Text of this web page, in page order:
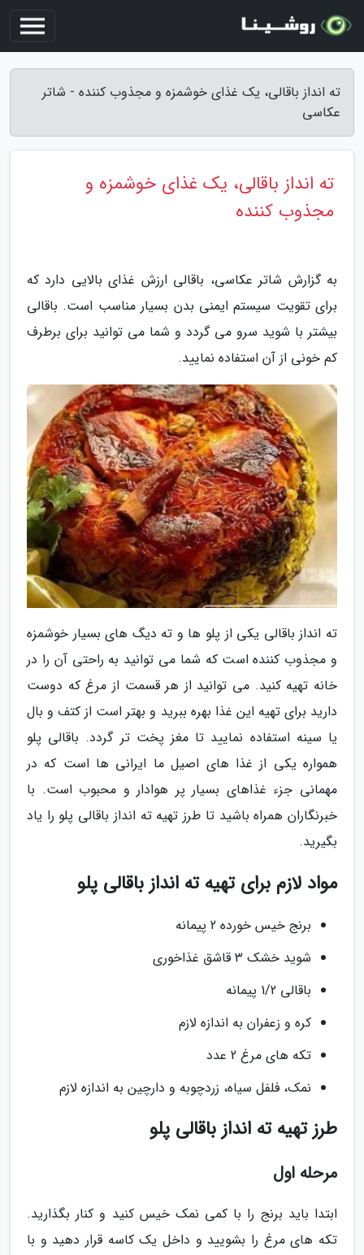
ته انداز باقالی، یک غذای خوشمزه و مجذوب کننده - شاتر
عکاسی
ته انداز باقالی، یک غذای خوشمزه و
مجذوب کننده
به گزارش شاتر عکاسی، باقالی ارزش غذای بالایی دارد که
برای تقویت سیستم ایمنی بدن بسیار مناسب است. باقالی
بیشتر با شوید سرو می گردد و شما می توانید برای برطرف
کم خونی از آن استفاده نمایید.
ته انداز باقالی یکی از پلو ها و ته دیگ های بسیار خوشمزه
و مجذوب کننده است که شما می توانید به راحتی آن را در
خانه تهیه کنید. می توانید از هر قسمت از مرغ که دوست
دارید برای تهیه این غذا بهره ببرید و بهتر است از کتف و بال
یا سینه استفاده نمایید تا مغز پخت تر گردد. باقالی پلو
همواره یکی از غذا های اصیل ما ایرانی ها است که در
مهمانی جزء غذاهای بسیار پر هوادار و محبوب است. با
خبرنگاران همراه باشید تا طرز تهیه ته انداز باقالی پلو را یاد
بگیرید.
مواد لازم برای تهیه ته انداز باقالی پلو
برنج خیس خورده 2 پیمانه
شوید خشک 3 قاشق غذاخوری
باقالی 1/2 پیمانه
کره و زعفران به اندازه لازم
تکه های مرغ 2 عدد
نمک، فلفل سیاه، زردچوبه و دارچین به اندازه لازم
طرز تهیه ته انداز باقالی پلو
مرحله اول
ابتدا باید برنج را با کمی نمک خیس کنید و کنار بگذارید.
تکه های مرغ را بشویید و داخل یک کاسه قرار دهید و با